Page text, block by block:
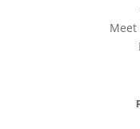
Meet